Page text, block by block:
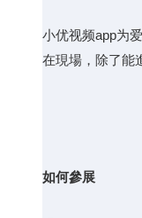
小优视频app为
在現場，除了能
如何參展